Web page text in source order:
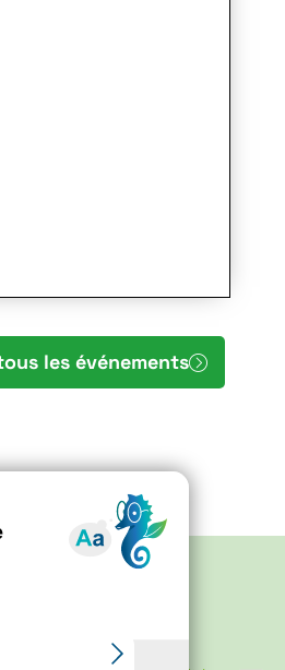
les événements
Mentions